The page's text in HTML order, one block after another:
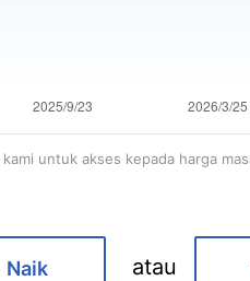
untuk akses kepada harga
Naik atau